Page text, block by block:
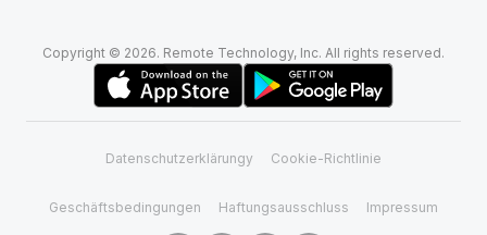
Copyright © 2026. Remote Technology, Inc. All rights reserved.
Datenschutzerklärungy Cookie-Richtlinie
Geschäftsbedingungen Haftungsausschluss Impressum